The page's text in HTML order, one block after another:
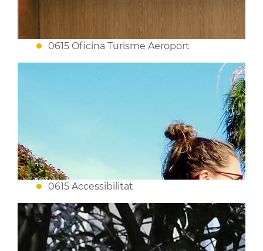
0615 Oficina Turisme Aeroport
0615 Accessibilitat